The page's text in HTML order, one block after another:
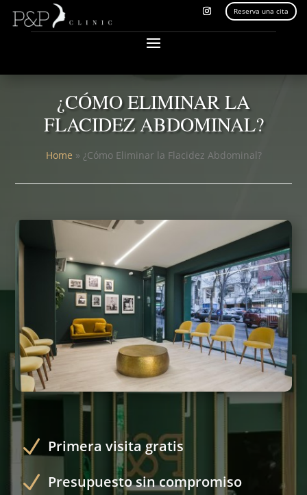
Reserva una cita
¿CÓMO ELIMINAR LA
FLACIDEZ ABDOMINAL?
Home » ¿Cómo Eliminar la Flacidez Abdominal?
N Primera visita gratis
N Presupuesto sin compromiso